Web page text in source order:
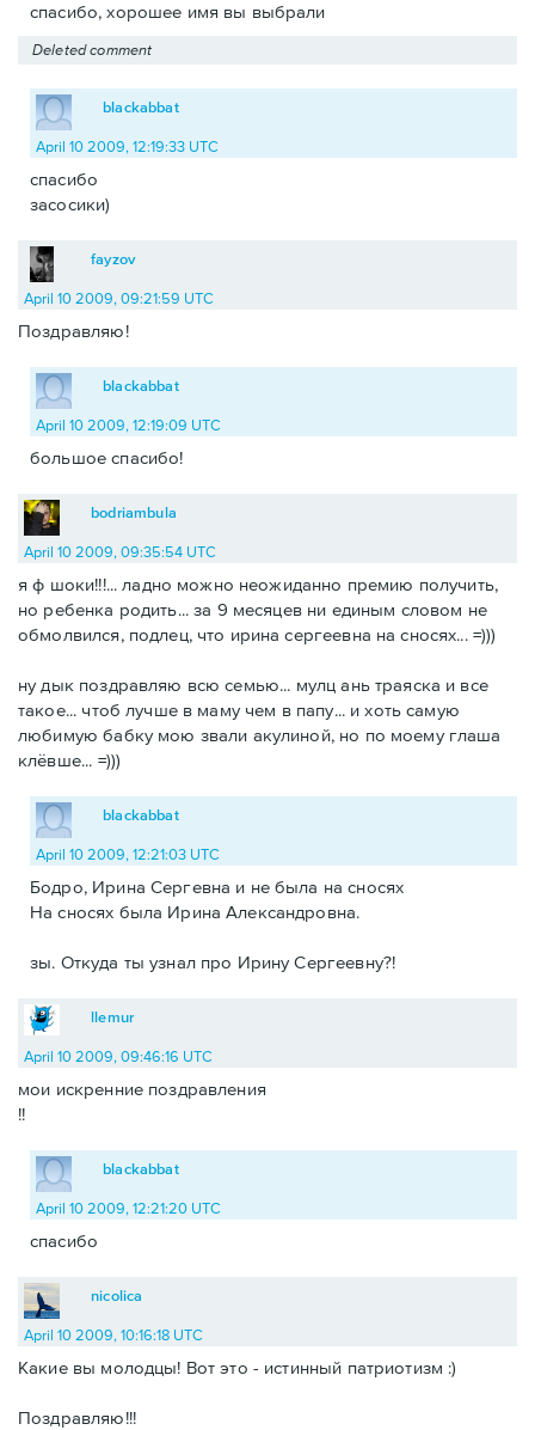
спасибо, хорошее имя вы выбрали
Deleted comment
blackabbat
April 10 2009, 12:19:33 UTC
спасибо
засосики)
fayzov
April 10 2009, 09:21:59 UTC
Поздравляю!
blackabbat
April 10 2009, 12:19:09 UTC
большое спасибо!
bodriambula
April 10 2009, 09:35:54 UTC
я ф шоки!!!... ладно можно неожиданно премию получить,
но ребенка родить... за 9 месяцев ни единым словом не
обмолвился, подлец, что ирина сергеевна на сносях... =)))
ну дык поздравляю всю семью... мулц ань траяска и все
такое... чтоб лучше в маму чем в папу... и хоть самую
любимую бабку мою звали акулиной, но по моему глаша
клёвше... =)))
blackabbat
April 10 2009, 12:21:03 UTC
Бодро, Ирина Сергевна и не была на сносях
На сносях была Ирина Александровна.
зы. Откуда ты узнал про Ирину Сергеевну?!
llemur
April 10 2009, 09:46:16 UTC
мои искренние поздравления
!!
blackabbat
April 10 2009, 12:21:20 UTC
спасибо
nicolica
April 10 2009, 10:16:18 UTC
Какие вы молодцы! Вот это - истинный патриотизм :)
Поздравляю!!!